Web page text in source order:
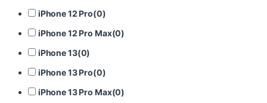
iPhone 12 Pro(0)
iPhone 12 Pro Max(0)
iPhone 13(0)
iPhone 13 Pro(0)
iPhone 13 Pro Max(0)